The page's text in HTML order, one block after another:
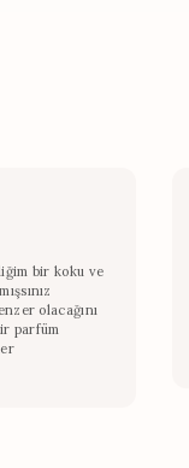
bir koku ve
olacağını
parfüm